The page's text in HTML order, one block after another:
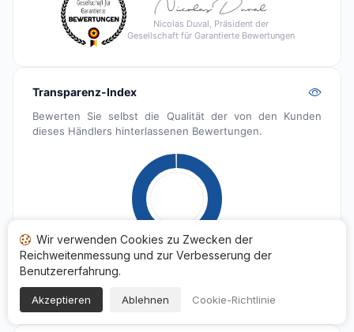
Nicolas Duval, Präsident der
Gesellschaft für Garantierte Bewertungen
Transparenz-Index
Bewerten Sie selbst die Qualität der von den Kunden
dieses Händlers hinterlassenen Bewertungen.
Veröffentlicht
Gemeldet
Wir verwenden Cookies zu Zwecken der
Reichweitenmessung und zur Verbesserung der
Benutzererfahrung.
Akzeptieren Ablehnen Cookie-Richtlinie